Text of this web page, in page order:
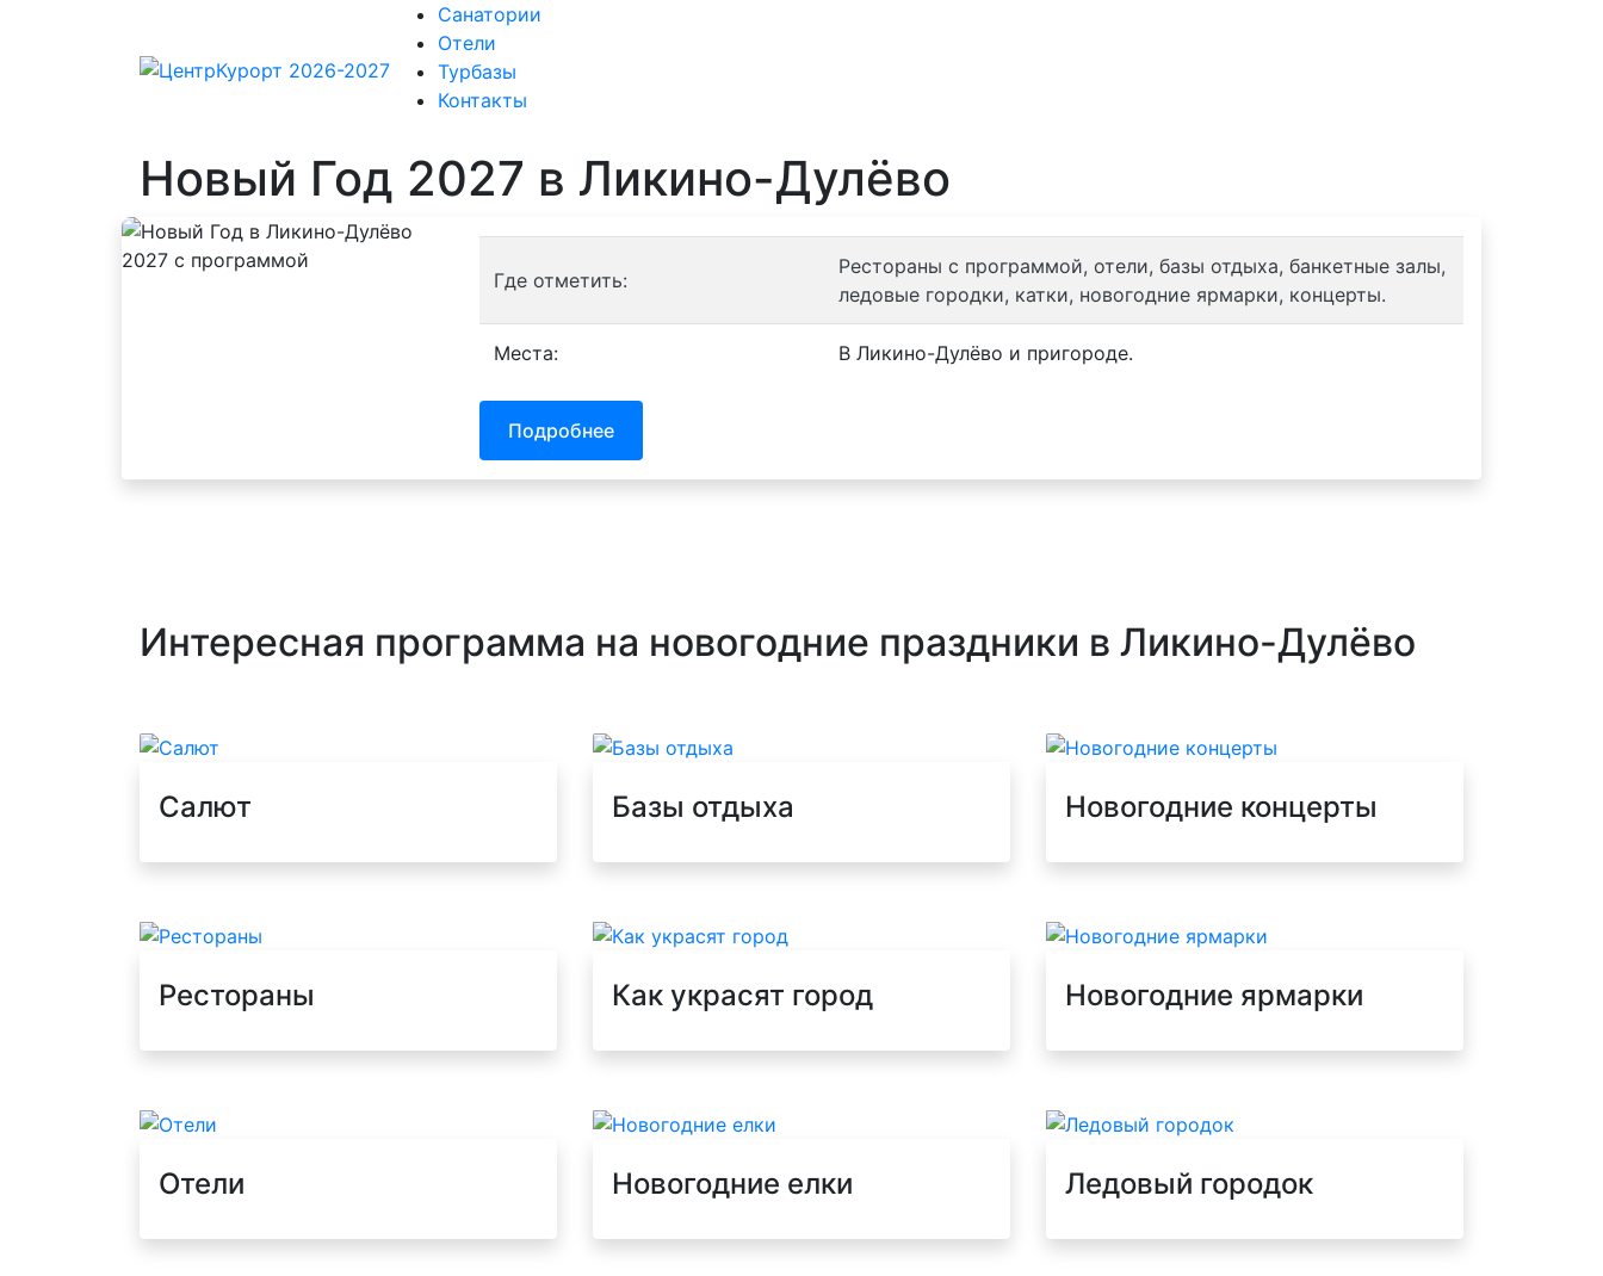
Санатории
Отели
Турбазы
Контакты
Новый Год 2027 в Ликино-Дулёво
Где отметить:
Рестораны с программой, отели, базы отдыха, банкетные залы,
ледовые городки, катки, новогодние ярмарки, концерты.
Места: В Ликино-Дулёво и пригороде.
Подробнее
Интересная программа на новогодние праздники в Ликино-Дулёво
Салют Базы отдыха Новогодние концерты
Рестораны Как украсят город Новогодние ярмарки
Отели Новогодние елки Ледовый городок